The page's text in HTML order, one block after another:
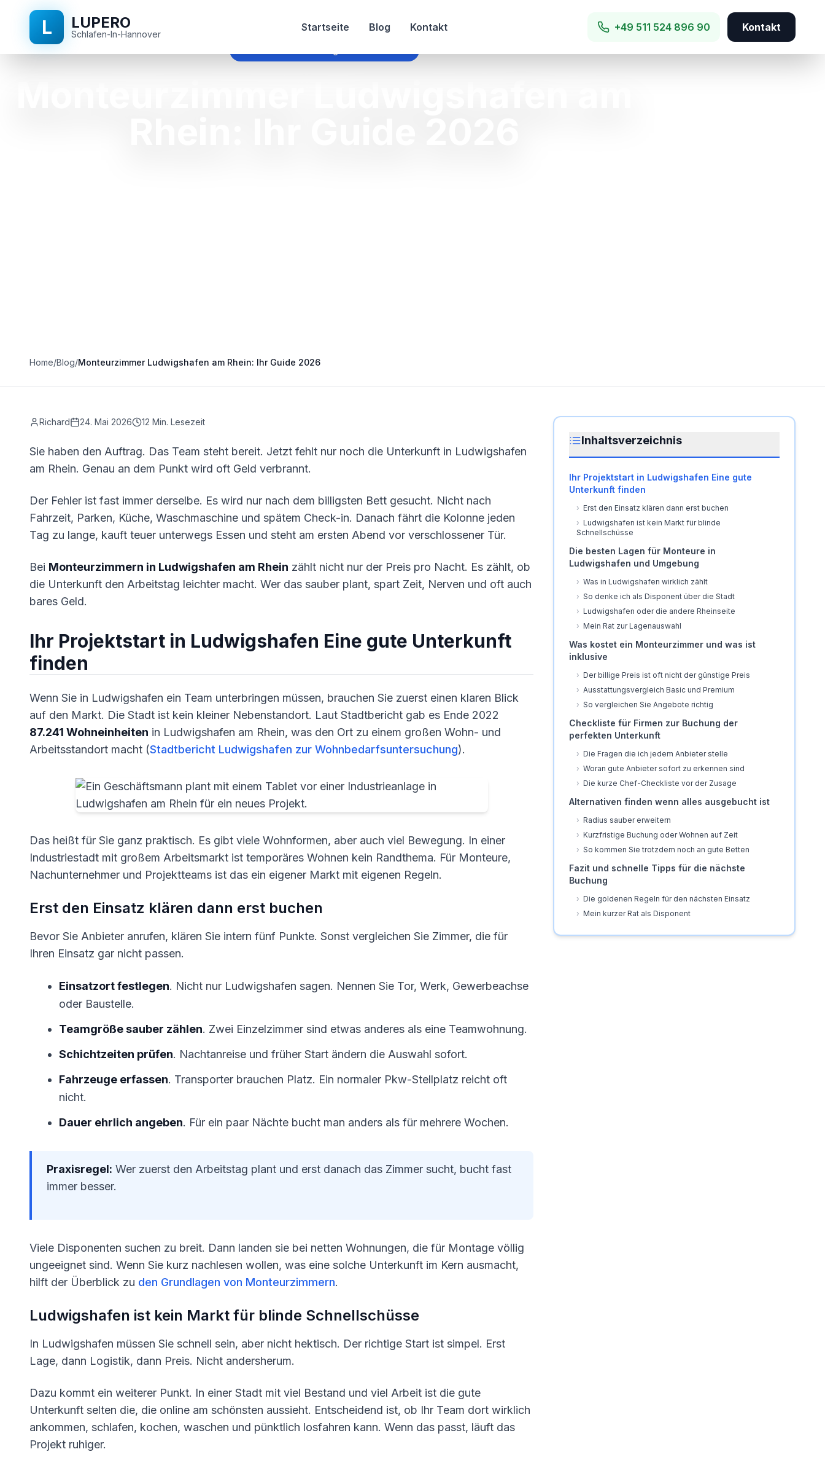
L LUPERO
Schlafen-In-Hannover
Startseite Blog Kontakt +49 511 524 896 90 Kontakt
Home/Blog/Monteurzimmer Ludwigshafen am Rhein: Ihr Guide 2026
Richard 24. Mai 2026 12 Min. Lesezeit
Sie haben den Auftrag. Das Team steht bereit. Jetzt fehlt nur noch die Unterkunft in Ludwigshafen
am Rhein. Genau an dem Punkt wird oft Geld verbrannt.
Der Fehler ist fast immer derselbe. Es wird nur nach dem billigsten Bett gesucht. Nicht nach
Fahrzeit, Parken, Küche, Waschmaschine und spätem Check-in. Danach fährt die Kolonne jeden
Tag zu lange, kauft teuer unterwegs Essen und steht am ersten Abend vor verschlossener Tür.
Bei Monteurzimmern in Ludwigshafen am Rhein zählt nicht nur der Preis pro Nacht. Es zählt, ob
die Unterkunft den Arbeitstag leichter macht. Wer das sauber plant, spart Zeit, Nerven und oft auch
bares Geld.
Ihr Projektstart in Ludwigshafen Eine gute Unterkunft
finden
Wenn Sie in Ludwigshafen ein Team unterbringen müssen, brauchen Sie zuerst einen klaren Blick
auf den Markt. Die Stadt ist kein kleiner Nebenstandort. Laut Stadtbericht gab es Ende 2022
87.241 Wohneinheiten in Ludwigshafen am Rhein, was den Ort zu einem großen Wohn- und
Arbeitsstandort macht (Stadtbericht Ludwigshafen zur Wohnbedarfsuntersuchung).
Das heißt für Sie ganz praktisch. Es gibt viele Wohnformen, aber auch viel Bewegung. In einer
Industriestadt mit großem Arbeitsmarkt ist temporäres Wohnen kein Randthema. Für Monteure,
Nachunternehmer und Projektteams ist das ein eigener Markt mit eigenen Regeln.
Erst den Einsatz klären dann erst buchen
Bevor Sie Anbieter anrufen, klären Sie intern fünf Punkte. Sonst vergleichen Sie Zimmer, die für
Ihren Einsatz gar nicht passen.
Einsatzort festlegen. Nicht nur Ludwigshafen sagen. Nennen Sie Tor, Werk, Gewerbeachse
oder Baustelle.
Teamgröße sauber zählen. Zwei Einzelzimmer sind etwas anderes als eine Teamwohnung.
Schichtzeiten prüfen. Nachtanreise und früher Start ändern die Auswahl sofort.
Fahrzeuge erfassen. Transporter brauchen Platz. Ein normaler Pkw-Stellplatz reicht oft
nicht.
Dauer ehrlich angeben. Für ein paar Nächte bucht man anders als für mehrere Wochen.
Praxisregel: Wer zuerst den Arbeitstag plant und erst danach das Zimmer sucht, bucht fast
immer besser.
Viele Disponenten suchen zu breit. Dann landen sie bei netten Wohnungen, die für Montage völlig
ungeeignet sind. Wenn Sie kurz nachlesen wollen, was eine solche Unterkunft im Kern ausmacht,
hilft der Überblick zu den Grundlagen von Monteurzimmern.
Ludwigshafen ist kein Markt für blinde Schnellschüsse
In Ludwigshafen müssen Sie schnell sein, aber nicht hektisch. Der richtige Start ist simpel. Erst
Lage, dann Logistik, dann Preis. Nicht andersherum.
Dazu kommt ein weiterer Punkt. In einer Stadt mit viel Bestand und viel Arbeit ist die gute
Unterkunft selten die, die online am schönsten aussieht. Entscheidend ist, ob Ihr Team dort wirklich
ankommen, schlafen, kochen, waschen und pünktlich losfahren kann. Wenn das passt, läuft das
Projekt ruhiger.
Inhaltsverzeichnis
Ihr Projektstart in Ludwigshafen Eine gute
Unterkunft finden
› Erst den Einsatz klären dann erst buchen
› Ludwigshafen ist kein Markt für blinde
Schnellschüsse
Die besten Lagen für Monteure in
Ludwigshafen und Umgebung
› Was in Ludwigshafen wirklich zählt
› So denke ich als Disponent über die Stadt
› Ludwigshafen oder die andere Rheinseite
› Mein Rat zur Lagenauswahl
Was kostet ein Monteurzimmer und was ist
inklusive
› Der billige Preis ist oft nicht der günstige Preis
› Ausstattungsvergleich Basic und Premium
› So vergleichen Sie Angebote richtig
Checkliste für Firmen zur Buchung der
perfekten Unterkunft
› Die Fragen die ich jedem Anbieter stelle
› Woran gute Anbieter sofort zu erkennen sind
› Die kurze Chef-Checkliste vor der Zusage
Alternativen finden wenn alles ausgebucht ist
› Radius sauber erweitern
› Kurzfristige Buchung oder Wohnen auf Zeit
› So kommen Sie trotzdem noch an gute Betten
Fazit und schnelle Tipps für die nächste
Buchung
› Die goldenen Regeln für den nächsten Einsatz
› Mein kurzer Rat als Disponent